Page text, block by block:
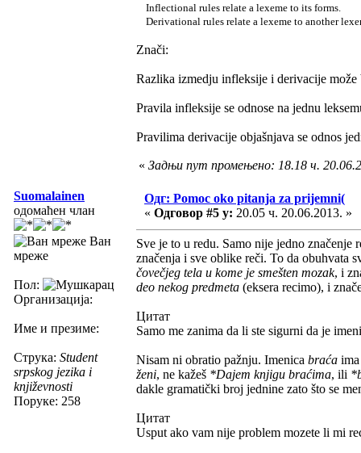
Inflectional rules relate a lexeme to its forms.
Derivational rules relate a lexeme to another
Znači:
Razlika izmedju infleksije i derivacije može
Pravila infleksije se odnose na jednu
Pravilima derivacije objašnjava se odnos
« Задњи пут промењено: 18.18 ч.
Suomalainen
одомаћен члан
Ван
мреже
Пол:
Организација:
Име и презиме:
Струка: Student
srpskog jezika i
književnosti
Поруке: 258
Одг: Pomoc oko pitanja za prijemni(
« Одговор #5 у: 20.05 ч. 20.06.2013. »
Sve je to u redu. Samo nije jedno značenje
značenja i sve oblike reči. To da obuhvata
čovečjeg tela u kome je smešten mozak, i
deo nekog predmeta (eksera recimo), i
Цитат
Samo me zanima da li ste sigurni da je
Nisam ni obratio pažnju. Imenica braća
ženi, ne kažeš *Dajem knjigu braćima, ili
dakle gramatički broj jednine zato što se
Цитат
Usput ako vam nije problem mozete li mi